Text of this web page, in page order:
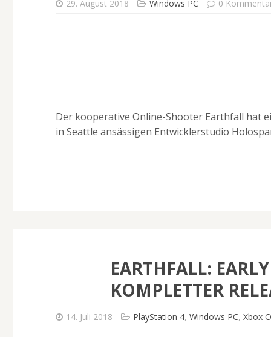
29. August 2018 Windows PC 0
Der kooperative Online-Shooter Earthfall hat
in Seattle ansässigen Entwicklerstudio
EARTHFALL:
KOMPLETTER
14. Juli 2018 PlayStation 4,Windows PC,Xbox